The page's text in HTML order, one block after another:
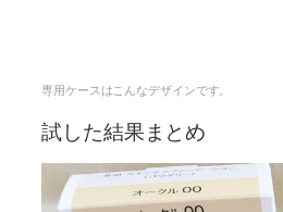
専用ケースはこんなデザインです。
試した結果まとめ